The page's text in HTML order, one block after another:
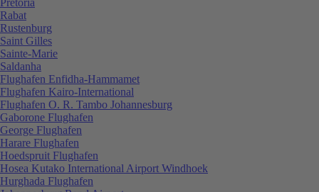
Rabat
Rustenburg
Saint Gilles
Sainte-Marie
Saldanha
Flughafen Enfidha-Hammamet
Flughafen Kairo-International
Flughafen O. R. Tambo Johannesburg
Gaborone Flughafen
George Flughafen
Harare Flughafen
Hoedspruit Flughafen
Hosea Kutako International Airport Windhoek
Hurghada Flughafen